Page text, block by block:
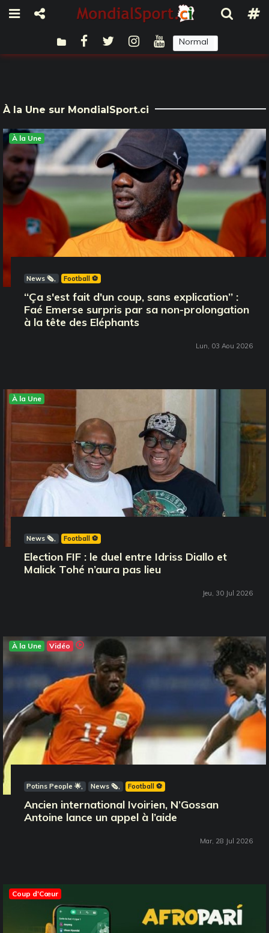
Normal
À la Une sur MondialSport.ci
À la Une
News 🗞️ Football ⚽️
‘‘Ça s'est fait d'un coup, sans explication’’ :
Faé Emerse surpris par sa non-prolongation
à la tête des Eléphants
Lun, 03 Aou 2026
À la Une
News 🗞️ Football ⚽️
Election FIF : le duel entre Idriss Diallo et
Malick Tohé n’aura pas lieu
Jeu, 30 Jul 2026
À la Une Vidéo
Potins People 🌟 News 🗞️ Football ⚽️
Ancien international Ivoirien, N’Gossan
Antoine lance un appel à l’aide
Mar, 28 Jul 2026
Coup d'Cœur